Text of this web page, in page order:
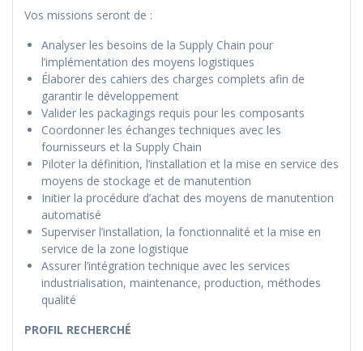
Vos missions seront de :
Analyser les besoins de la Supply Chain pour
l’implémentation des moyens logistiques
Élaborer des cahiers des charges complets afin de
garantir le développement
Valider les packagings requis pour les composants
Coordonner les échanges techniques avec les
fournisseurs et la Supply Chain
Piloter la définition, l’installation et la mise en service des
moyens de stockage et de manutention
Initier la procédure d’achat des moyens de manutention
automatisé
Superviser l’installation, la fonctionnalité et la mise en
service de la zone logistique
Assurer l’intégration technique avec les services
industrialisation, maintenance, production, méthodes
qualité
PROFIL RECHERCHÉ